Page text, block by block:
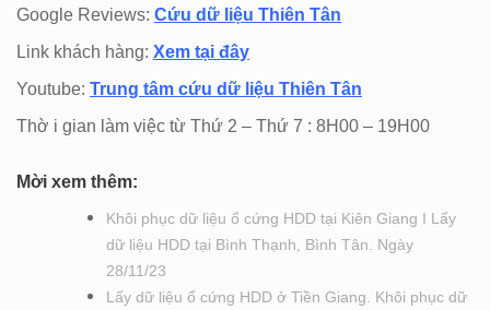
Google Reviews: Cứu dữ liệu Thiên Tân
Link khách hàng: Xem tại đây
Youtube: Trung tâm cứu dữ liệu Thiên Tân
Thờ i gian làm việc từ Thứ 2 – Thứ 7 : 8H00 – 19H00
Mời xem thêm:
Khôi phục dữ liệu ổ cứng HDD tại Kiên Giang I Lấy
dữ liệu HDD tại Bình Thạnh, Bình Tân. Ngày
28/11/23
Lấy dữ liệu ổ cứng HDD ở Tiền Giang. Khôi phục dữ